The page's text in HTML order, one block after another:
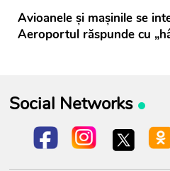
Avioanele și mașinile se
Aeroportul răspunde cu
Social Networks